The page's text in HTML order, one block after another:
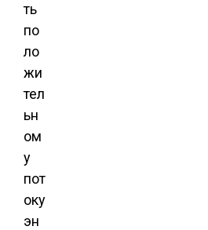
ть
по
ло
жи
тел
ьн
ом
у
пот
оку
эн